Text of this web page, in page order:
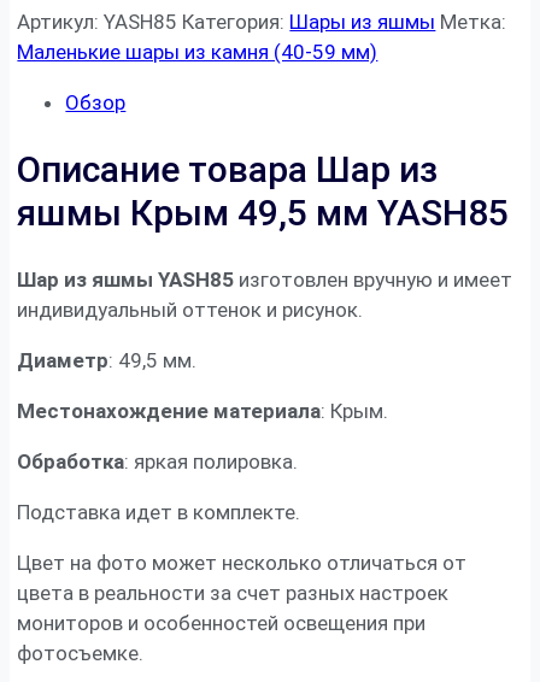
Артикул:YASH85 Категория: Шары из яшмы Метка:
Маленькие шары из камня (40-59 мм)
Обзор
Описание товара Шар из
яшмы Крым 49,5 мм YASH85
Шар из яшмы YASH85 изготовлен вручную и имеет
индивидуальный оттенок и рисунок.
Диаметр: 49,5 мм.
Местонахождение материала: Крым.
Обработка: яркая полировка.
Подставка идет в комплекте.
Цвет на фото может несколько отличаться от
цвета в реальности за счет разных настроек
мониторов и особенностей освещения при
фотосъемке.